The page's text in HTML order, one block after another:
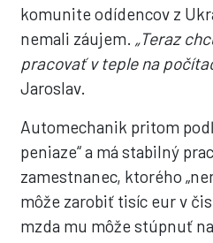
komunite odídencov z
nemali záujem. „Teraz
pracovať v teple na
Jaroslav.
Automechanik pritom
peniaze“ a má stabilný
zamestnanec, ktorého
môže zarobiť tisíc eur v
mzda mu môže stúpnuť